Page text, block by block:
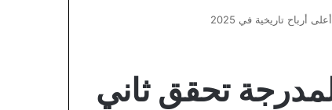
تاريخية في 2025
تحقق ثاني